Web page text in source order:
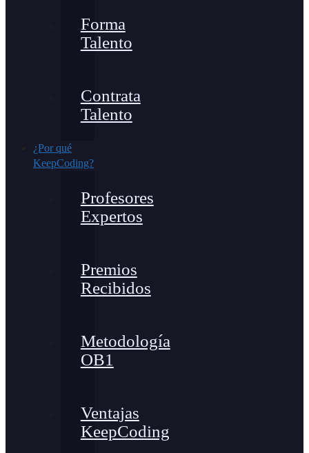
Forma
Talento
Contrata
Talento
¿Por qué
KeepCoding?
Profesores
Expertos
Premios
Recibidos
Metodología
OB1
Ventajas
KeepCoding